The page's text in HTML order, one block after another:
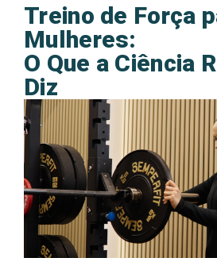
Treino de Força
Mulheres:
O Que a Ciência
Diz